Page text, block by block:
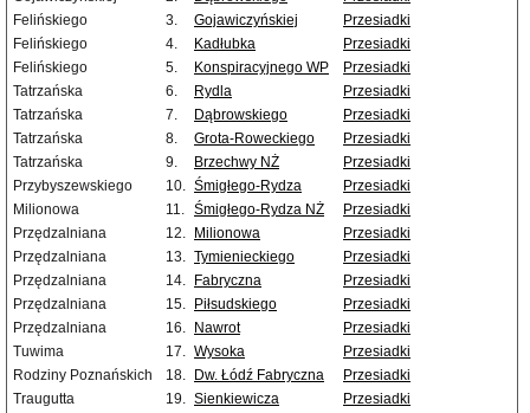
Felińskiego
3. Gojawiczyńskiej
Przesiadki
Felińskiego
4. Kadłubka
Przesiadki
Felińskiego
5. Konspiracyjnego WP
Przesiadki
Tatrzańska
6. Rydla
Przesiadki
Tatrzańska
7. Dąbrowskiego
Przesiadki
Tatrzańska
8. Grota-Roweckiego
Przesiadki
Tatrzańska
9. Brzechwy NŻ
Przesiadki
Przybyszewskiego
10. Śmigłego-Rydza
Przesiadki
Milionowa
11. Śmigłego-Rydza NŻ
Przesiadki
Przędzalniana
12. Milionowa
Przesiadki
Przędzalniana
13. Tymienieckiego
Przesiadki
Przędzalniana
14. Fabryczna
Przesiadki
Przędzalniana
15. Piłsudskiego
Przesiadki
Przędzalniana
16. Nawrot
Przesiadki
Tuwima
17. Wysoka
Przesiadki
Rodziny Poznańskich
18. Dw. Łódź Fabryczna
Przesiadki
Traugutta
19. Sienkiewicza
Przesiadki